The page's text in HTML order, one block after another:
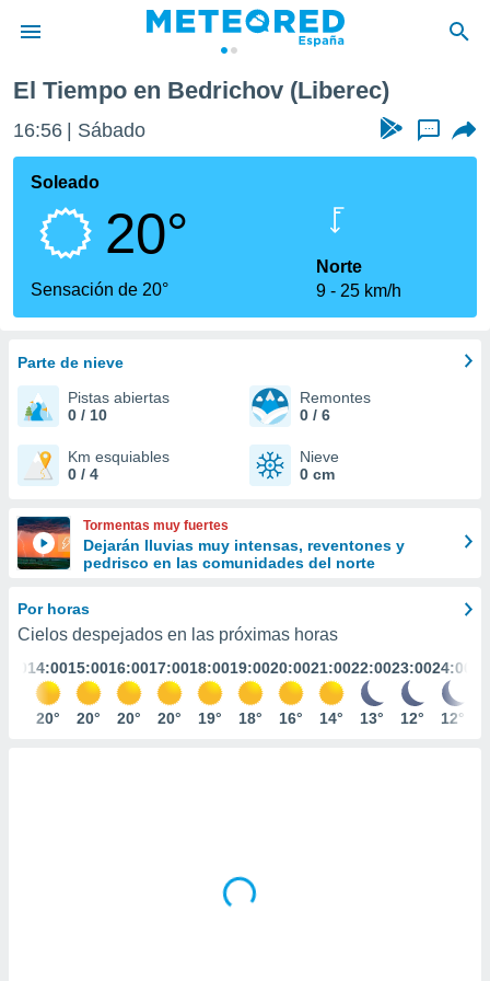
de
por
que se
calidad.
a este
las
y
forma
basada
permite
coste.
botón
a la
ACEPTAR
CONTINUAR
CONFIGURACIÓN
El Tiempo en Bedrichov (Liberec)
16:56 Sábado ...
Soleado
20°
Sensación de 20°
Norte
9
25 km/h
Parte de nieve
Pistas abiertas
0 / 10
Remontes
0 / 6
Km esquiables
0 / 4
Nieve
0 cm
Tormentas muy fuertes
Dejarán lluvias muy intensas, reventones y
pedrisco en las comunidades del norte
Por horas
Cielos despejados en las próximas horas
14:00
20°
15:00
20°
16:00
20°
17:00
20°
18:00
19°
19:00
18°
20:00
16°
21:00
14°
22:00
13°
23:00
12°
24:00
12°